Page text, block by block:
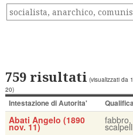
759 risultati (visualizzati da
20)
Intestazione di Autorita' Qualifica
Abati Angelo (1890
nov. 11)
fabbro,